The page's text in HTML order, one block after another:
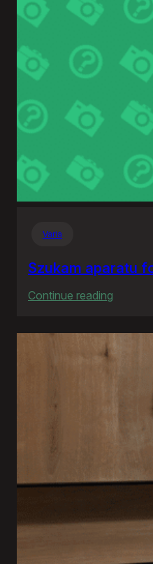
Varia
Szukam aparatu
Continue reading
aparatu